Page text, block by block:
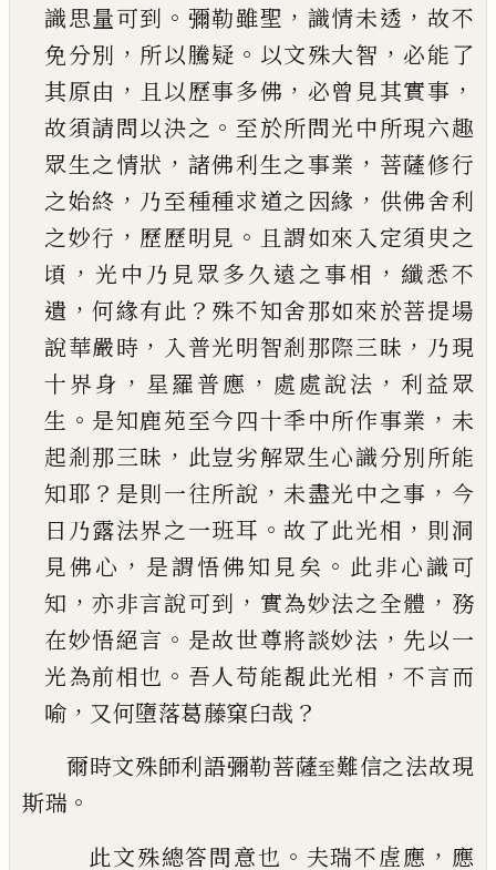
識思量可到 。 彌勒雖聖 ， 識情未透 ， 故不
免分別 ， 所以騰疑 。 以文殊大智 ， 必能了
其原由 ， 且以歷事多佛 ， 必曾見其實事 ，
故須請問以決之 。 至於所問光中所現六趣
眾生之情狀 ， 諸佛利生之事業 ， 菩薩修行
之始終 ， 乃至種種求道之因緣 ， 供佛舍利
之妙行 ， 歷歷明見 。 且謂如來入定須 㬰之
頃 ， 光中乃見眾多久遠之事相 ， 纖悉不
遺 ，何緣有此 ？ 殊不知舍那如來於菩提場
說華嚴時 ， 入普光明智剎那際三昧 ， 乃現
十界身 ， 星羅普應 ， 處處說法 ， 利益眾
生 。 是知鹿苑至今四十秊中所作事業 ， 未
起剎那三昧 ， 此豈劣解眾生心識分別所能
知耶 ？ 是則一往所說 ， 未盡光中之事 ， 今
日乃露法界之一班耳 。故了此光相 ， 則洞
見佛心 ， 是謂悟佛知見矣 。 此非心識可
知 ，亦非言說可到 ， 實為妙法之全體 ， 務
在妙悟絕言 。 是故世尊將談妙法 ， 先以一
光為前相也 。 吾人苟能覩此光相 ，不言而
喻 ， 又何墮落葛藤窠臼哉 ？
爾時文殊師利語彌勒菩薩至難信之法故現
斯瑞 。
此文殊總答問意也 。 夫瑞不虗應 ， 應